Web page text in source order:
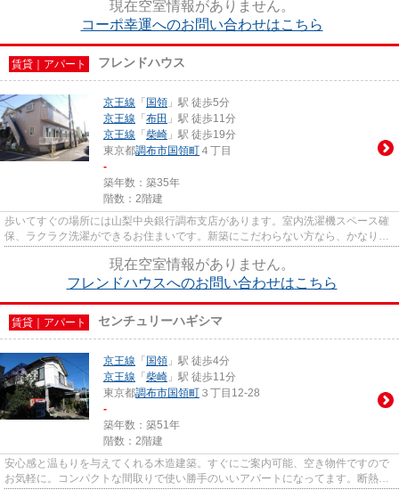
現在空室情報がありません。
コーポ幸運へのお問い合わせはこちら
賃貸｜アパート フレンドハウス
京王線 「 国領 」駅 徒歩5分
京王線 「 布田 」駅 徒歩11分
京王線 「 柴崎 」駅 徒歩19分
東京都調布市国領町 ４丁目
-
築年数：築35年
階数：2階建
歩いてすぐの場所には山梨中央銀行調布支店があります。室内洗濯機スペース確
保、ラクラク洗濯ができるお住まいです。新築にこだわらない方なら、かなりお
現在空室情報がありません。
フレンドハウスへのお問い合わせはこちら
賃貸｜アパート センチュリーハギシマ
京王線 「 国領 」駅 徒歩4分
京王線 「 柴崎 」駅 徒歩11分
東京都調布市国領町 ３丁目12-28
-
築年数：築51年
階数：2階建
安心感と温もりを与えてくれる木造建築。すぐにご案内可能、空き物件ですので
お気軽に。コンパクトな間取りで使い勝手のいいアパートになってます。断熱性